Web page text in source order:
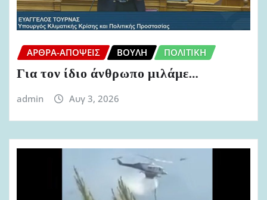
ΆΡΘΡΑ-ΑΠΌΨΕΙΣ ΒΟΥΛΉ ΠΟΛΙΤΙΚΉ
Για τον ίδιο άνθρωπο μιλάμε…
admin Αυγ 3, 2026